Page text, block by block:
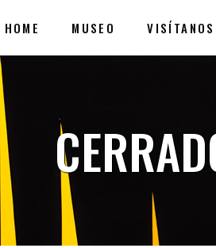
HOME MUSEO VISÍTANOS